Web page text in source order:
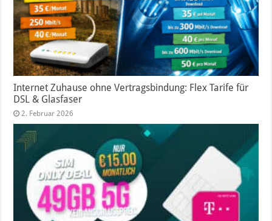
Internet Zuhause ohne Vertragsbindung: Flex Tarife für
DSL & Glasfaser
2. Februar 2026